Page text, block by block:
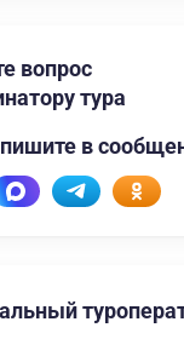
вопрос
тура
в